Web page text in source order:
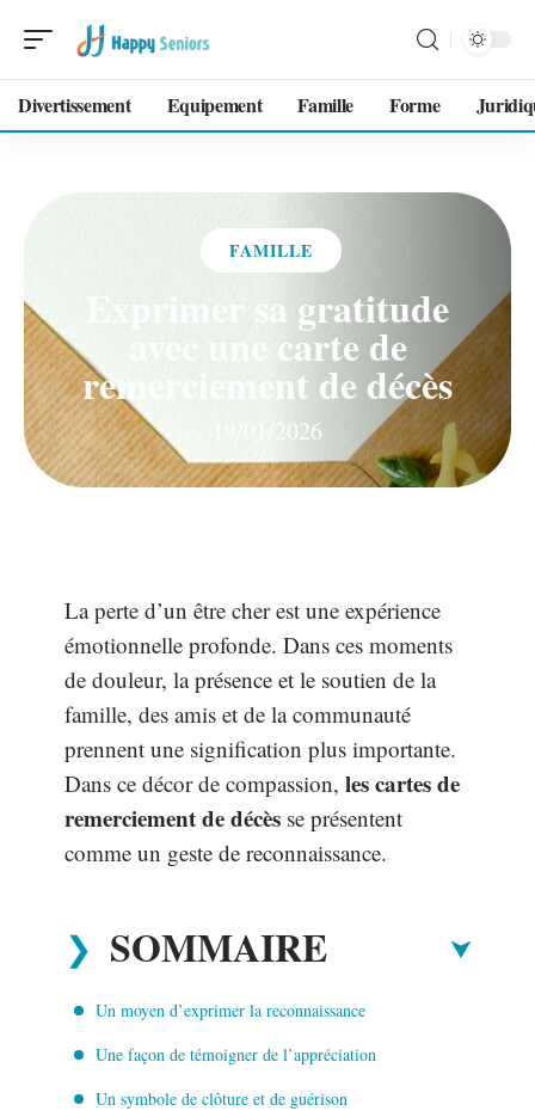
Divertissement Equipement Famille Forme
FAMILLE
Exprimer sa gratitude
avec une carte de
remerciement de décès
19/01/2026
La perte d’un être cher est une expérience
émotionnelle profonde. Dans ces moments
de douleur, la présence et le soutien de la
famille, des amis et de la communauté
prennent une signification plus importante.
Dans ce décor de compassion, les cartes de
remerciement de décès se présentent
comme un geste de reconnaissance.
SOMMAIRE
Un moyen d’exprimer la reconnaissance
Une façon de témoigner de l’appréciation
Un symbole de clôture et de guérison